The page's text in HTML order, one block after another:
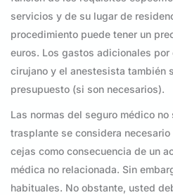
servicios y de su lugar de
procedimiento puede tener un
euros. Los gastos adicionales
cirujano y el anestesista también
presupuesto (si son necesarios).
Las normas del seguro médico
trasplante se considera
cejas como consecuencia de un
médica no relacionada. Sin
habituales. No obstante, usted